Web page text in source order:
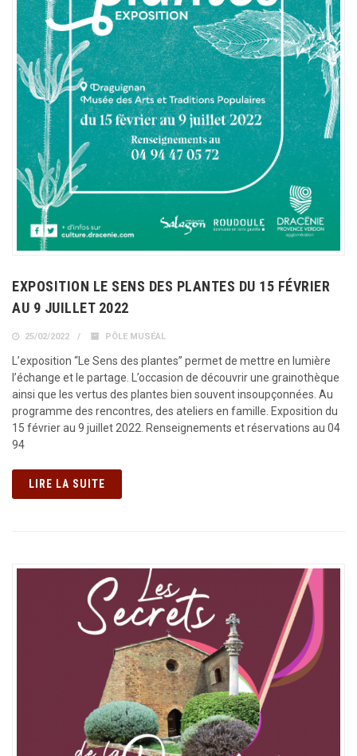
EXPOSITION LE SENS DES PLANTES DU 15 FÉVRIER
AU 9 JUILLET 2022
25/02/2022 PÔLE MUSÉAL
L’exposition “Le Sens des plantes” permet de mettre en lumière
l’échange et le partage. L’occasion de découvrir une grainothèque
ainsi que les vertus des plantes bien souvent insoupçonnées. Au
programme des rencontres, des ateliers en famille. Exposition du
15 février au 9 juillet 2022. Renseignements et réservations au 04
94
LIRE LA SUITE